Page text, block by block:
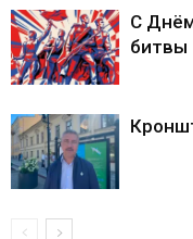
С
битвы